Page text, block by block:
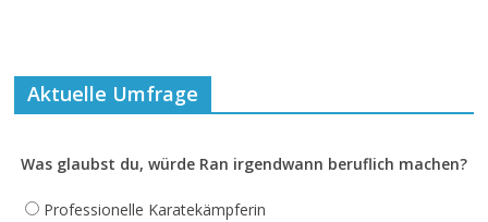
Aktuelle Umfrage
Was glaubst du, würde Ran irgendwann beruflich machen?
Professionelle Karatekämpferin